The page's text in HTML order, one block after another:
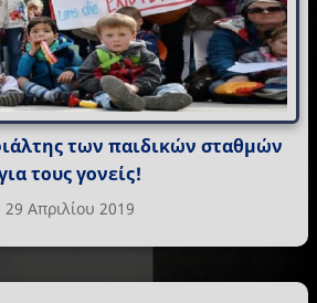
των παιδικών σταθμών
τους γονείς!
29 Απριλίου 2019